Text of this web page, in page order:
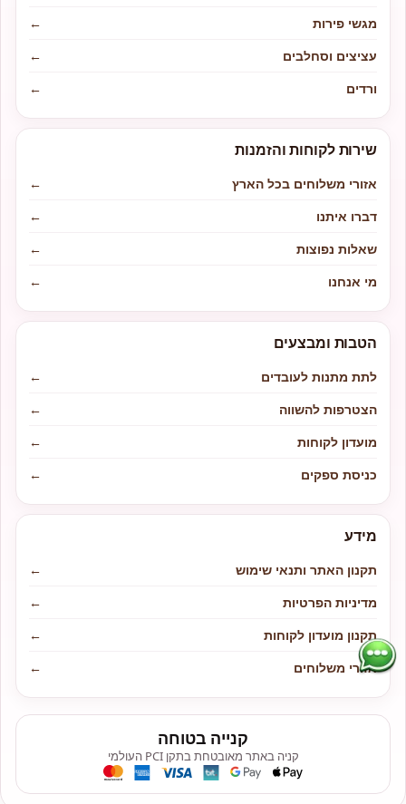
מגשי פירות
←
עציצים וסחלבים
←
ורדים
←
שירות לקוחות והזמנות
אזורי משלוחים בכל הארץ
←
דברו איתנו
←
שאלות נפוצות
←
מי אנחנו
←
הטבות ומבצעים
לתת מתנות לעובדים
←
הצטרפות להשווה
←
מועדון לקוחות
←
כניסת ספקים
←
מידע
תקנון האתר ותנאי שימוש
←
מדיניות הפרטיות
←
תקנון מועדון לקוחות
←
אזורי משלוחים
←
קנייה בטוחה
קניה באתר מאובטחת בתקן PCI העולמי